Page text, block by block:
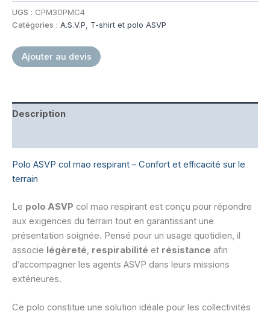
MAO-
RESPIRE
ASVP
Marine
UGS : CPM30PMC4
Catégories : A.S.V.P T-shirt et polo ASVP
Ajouter au devis
Description
Polo ASVP col mao respirant – Confort et efficacité sur le
terrain
Le polo ASVP col mao respirant est conçu pour répondre
aux exigences du terrain tout en garantissant une
présentation soignée. Pensé pour un usage quotidien, il
associe légèreté, respirabilité et résistance afin
d’accompagner les agents ASVP dans leurs missions
extérieures.
Ce polo constitue une solution idéale pour les collectivités